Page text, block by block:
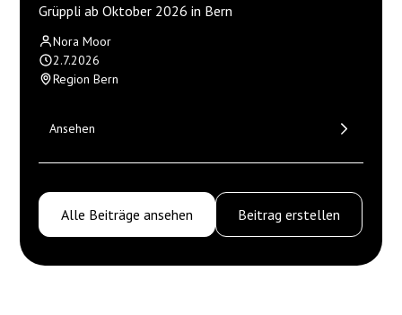
Grüppli ab Oktober 2026 in Bern
Nora Moor
2.7.2026
Region Bern
Ansehen
Alle Beiträge ansehen Beitrag erstellen